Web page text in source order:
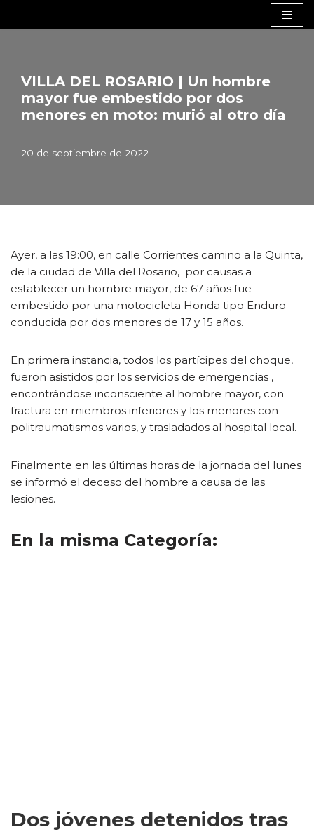
VILLA DEL ROSARIO | Un hombre
mayor fue embestido por dos
menores en moto: murió al otro día
20 de septiembre de 2022
Ayer, a las 19:00, en calle Corrientes camino a la Quinta,
de la ciudad de Villa del Rosario, por causas a
establecer un hombre mayor, de 67 años fue
embestido por una motocicleta Honda tipo Enduro
conducida por dos menores de 17 y 15 años.
En primera instancia, todos los partícipes del choque,
fueron asistidos por los servicios de emergencias ,
encontrándose inconsciente al hombre mayor, con
fractura en miembros inferiores y los menores con
politraumatismos varios, y trasladados al hospital local.
Finalmente en las últimas horas de la jornada del lunes
se informó el deceso del hombre a causa de las
lesiones.
En la misma Categoría:
Dos jóvenes detenidos tras